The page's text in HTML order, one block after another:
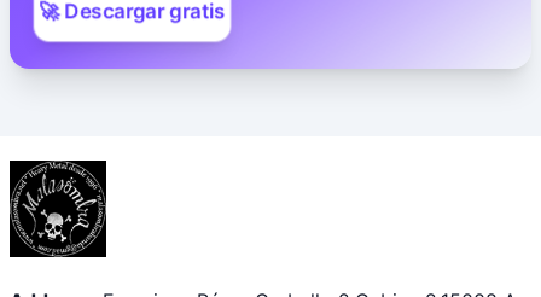
🚀 Descargar gratis